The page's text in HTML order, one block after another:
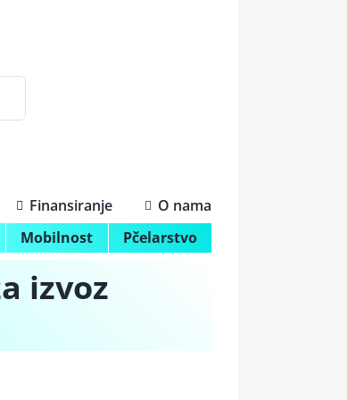
Mobilnost Pčelarstvo
Finansiranje O nama
izvoz